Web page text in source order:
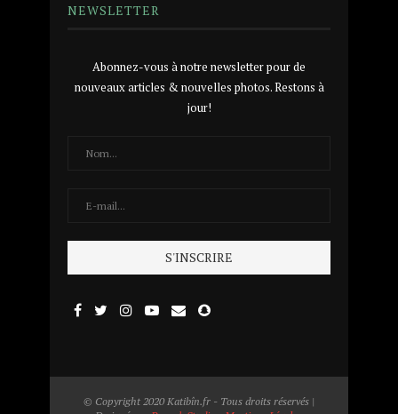
NEWSLETTER
Abonnez-vous à notre newsletter pour de
nouveaux articles & nouvelles photos. Restons à
jour!
© Copyright 2020 Katibîn.fr - Tous droits réservés |